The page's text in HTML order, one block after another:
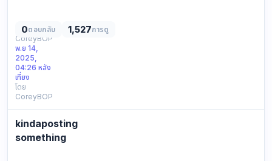
around
and
thought
i’d
share
nothing
special,
sometimes
even
this
เริ่มโดย
CoreyBOP
พ.ย 14,
2025,
04:26 หลัง
เที่ยง
โดย
CoreyBOP
0ตอบกลับ 1,527การดู
kindaposting
something